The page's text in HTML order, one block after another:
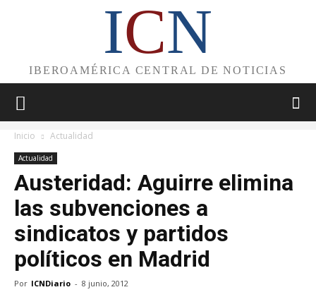
ICN
IBEROAMÉRICA CENTRAL DE NOTICIAS
Inicio Actualidad
Actualidad
Austeridad: Aguirre elimina
las subvenciones a
sindicatos y partidos
políticos en Madrid
Por ICNDiario - 8 junio, 2012